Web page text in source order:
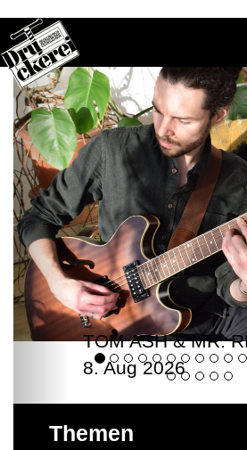
TOM ASH & MR.
8. Aug 2026
Themen